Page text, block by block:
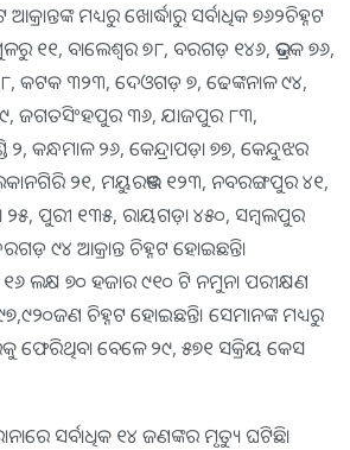
ମଧ୍ୟରୁ ଖୋର୍ଦ୍ଧାରୁ ସର୍ବାଧିକ ୭୬୨ଚିହ୍ନଟ
୧୧, ବାଲେଶ୍ୱର ୭୮, ବରଗଡ଼ ୧୪୬, ଭଦ୍ରକ ୭୬,
କଟକ ୩୨୩, ଦେଓଗଡ଼ ୭, ଢେଙ୍କନାଳ ୯୪,
ଜଗତସିଂହପୁର ୩୬, ଯାଜପୁର ୮୩,
୨, କନ୍ଧମାଳ ୨୬, କେନ୍ଦ୍ରାପଡ଼ା ୭୭, କେନ୍ଦୁଝର
୨୧, ମୟୁରଭଞ୍ଜ ୧୨୩, ନବରଙ୍ଗପୁର ୪୧,
ପୁରୀ ୧୩୫, ରାୟଗଡ଼ା ୪୫୦, ସମ୍ବଲପୁର
୯୪ ଆକ୍ରାନ୍ତ ଚିହ୍ନଟ ହୋଇଛନ୍ତି।
୧୬ ଲକ୍ଷ ୭୦ ହଜାର ୯୧୦ ଟି ନମୁନା ପରୀକ୍ଷଣ
ଚିହ୍ନଟ ହୋଇଛନ୍ତି। ସେମାନଙ୍କ ମଧ୍ୟରୁ
ଫେରିଥିବା ବେଳେ ୨୯, ୫୭୧ ସକ୍ରିୟ କେସ
ସର୍ବାଧିକ ୧୪ ଜଣଙ୍କର ମୃତ୍ୟୁ ଘଟିଛି।